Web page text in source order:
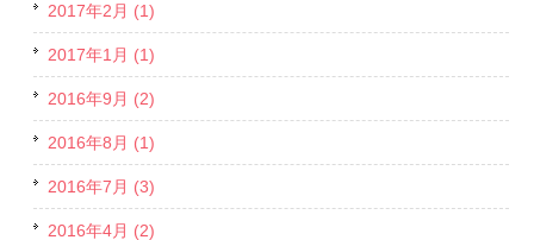
2017年2月 (1)
2017年1月 (1)
2016年9月 (2)
2016年8月 (1)
2016年7月 (3)
2016年4月 (2)